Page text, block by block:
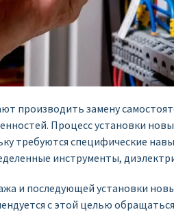
производить замену
Процесс установки
требуются специфические
инструменты,
и последующей установки
с этой целью